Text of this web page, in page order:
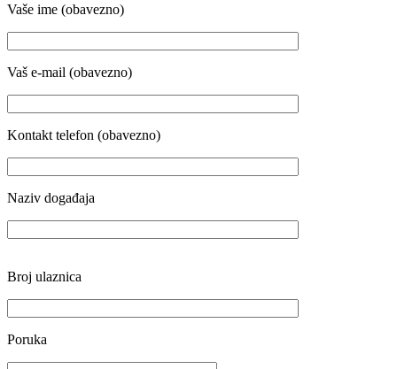
Vaše ime (obavezno)
Vaš e-mail (obavezno)
Kontakt telefon (obavezno)
Naziv događaja
Broj ulaznica
Poruka